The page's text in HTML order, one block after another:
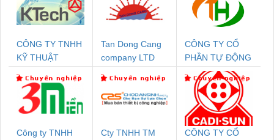
CÔNG TY TNHH
KỸ THUẬT
NAM
Tan Dong Cang
company LTD
CÔNG TY CỔ
PHẦN TỰ ĐỘNG
TIẾN HƯNG
Công ty TNHH
Cty TNHH TM
CÔNG TY CỔ